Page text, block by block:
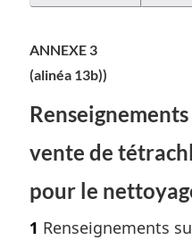
et
à
sec
ANNEXE 3
(alinéa 13b))
vente de
pour le
1 Renseignements